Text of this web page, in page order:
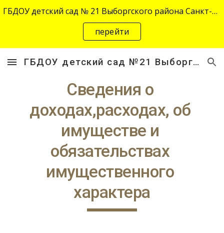
Skip to main content Skip to navigation
ГБДОУ детский сад № 21 Выборгского района Санкт-Петербурга переехал на новый адрес "site-2645.siteedu.ru".
перейти
ГБДОУ детский сад №21 Выборгского района Санкт-Петербурга
Сведения о
доходах,расходах, об
имуществе и
обязательствах
имущественного
характера